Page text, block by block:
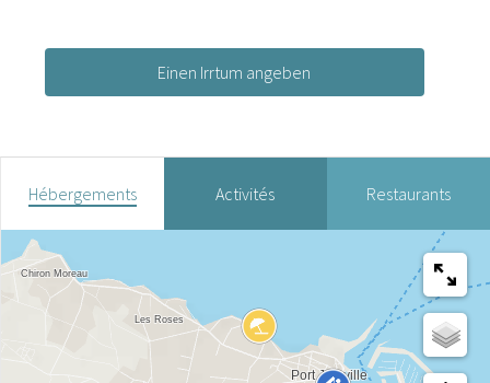
Einen Irrtum angeben
Hébergements Activités Restaurants